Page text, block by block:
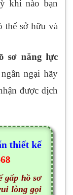
khi nào bạn
thể sở hữu và
sơ năng lực
ngại hãy
được dịch
kế
gấp hồ sơ
lòng gọi